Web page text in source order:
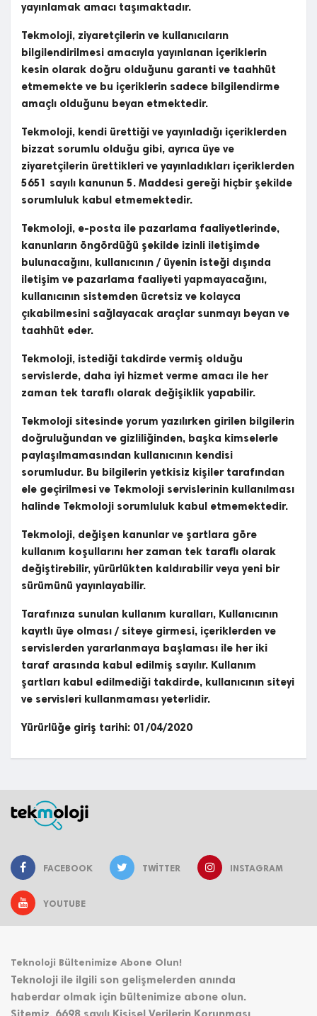
yayınlamak amacı taşımaktadır.
Tekmoloji, ziyaretçilerin ve kullanıcıların
bilgilendirilmesi amacıyla yayınlanan içeriklerin
kesin olarak doğru olduğunu garanti ve taahhüt
etmemekte ve bu içeriklerin sadece bilgilendirme
amaçlı olduğunu beyan etmektedir.
Tekmoloji, kendi ürettiği ve yayınladığı içeriklerden
bizzat sorumlu olduğu gibi, ayrıca üye ve
ziyaretçilerin ürettikleri ve yayınladıkları içeriklerden
5651 sayılı kanunun 5. Maddesi gereği hiçbir şekilde
sorumluluk kabul etmemektedir.
Tekmoloji, e-posta ile pazarlama faaliyetlerinde,
kanunların öngördüğü şekilde izinli iletişimde
bulunacağını, kullanıcının / üyenin isteği dışında
iletişim ve pazarlama faaliyeti yapmayacağını,
kullanıcının sistemden ücretsiz ve kolayca
çıkabilmesini sağlayacak araçlar sunmayı beyan ve
taahhüt eder.
Tekmoloji, istediği takdirde vermiş olduğu
servislerde, daha iyi hizmet verme amacı ile her
zaman tek taraflı olarak değişiklik yapabilir.
Tekmoloji sitesinde yorum yazılırken girilen bilgilerin
doğruluğundan ve gizliliğinden, başka kimselerle
paylaşılmamasından kullanıcının kendisi
sorumludur. Bu bilgilerin yetkisiz kişiler tarafından
ele geçirilmesi ve Tekmoloji servislerinin kullanılması
halinde Tekmoloji sorumluluk kabul etmemektedir.
Tekmoloji, değişen kanunlar ve şartlara göre
kullanım koşullarını her zaman tek taraflı olarak
değiştirebilir, yürürlükten kaldırabilir veya yeni bir
sürümünü yayınlayabilir.
Tarafınıza sunulan kullanım kuralları, Kullanıcının
kayıtlı üye olması / siteye girmesi, içeriklerden ve
servislerden yararlanmaya başlaması ile her iki
taraf arasında kabul edilmiş sayılır. Kullanım
şartları kabul edilmediği takdirde, kullanıcının siteyi
ve servisleri kullanmaması yeterlidir.
Yürürlüğe giriş tarihi: 01/04/2020
FACEBOOK TWITTER INSTAGRAM
YOUTUBE
Teknoloji Bültenimize Abone Olun!
Teknoloji ile ilgili son gelişmelerden anında
haberdar olmak için bültenimize abone olun.